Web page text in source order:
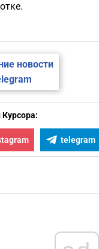
новости
Курсора:
telegram